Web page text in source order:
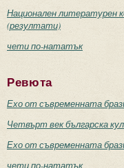
Национален литературен
(резултати)
чети по-нататък
Ревюта
Ехо от съвременната
Четвърт век българска
Ехо от съвременната
чети по-нататък